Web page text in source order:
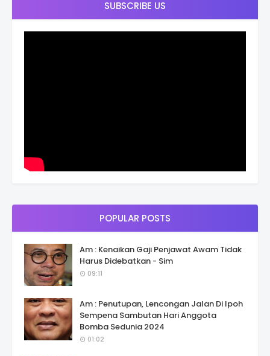
SUBSCRIBE US
POPULAR POSTS
Am : Kenaikan Gaji Penjawat Awam Tidak
Harus Didebatkan - Sim
09:11
Am : Penutupan, Lencongan Jalan Di Ipoh
Sempena Sambutan Hari Anggota
Bomba Sedunia 2024
01:02